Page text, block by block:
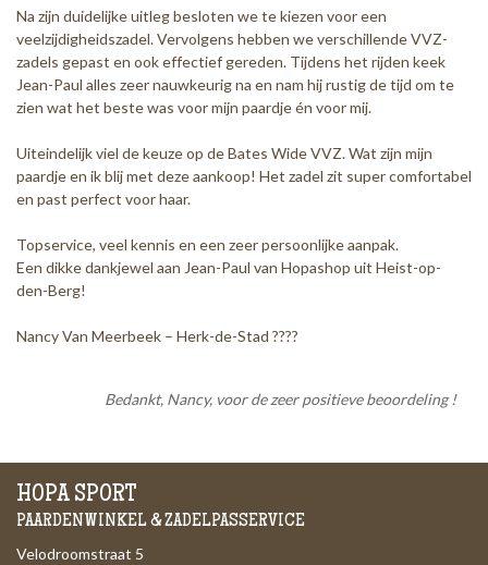
Na zijn duidelijke uitleg besloten we te kiezen voor een
veelzijdigheidszadel. Vervolgens hebben we verschillende VVZ-
zadels gepast en ook effectief gereden. Tijdens het rijden keek
Jean-Paul alles zeer nauwkeurig na en nam hij rustig de tijd om te
zien wat het beste was voor mijn paardje én voor mij.
Uiteindelijk viel de keuze op de Bates Wide VVZ. Wat zijn mijn
paardje en ik blij met deze aankoop! Het zadel zit super comfortabel
en past perfect voor haar.
Topservice, veel kennis en een zeer persoonlijke aanpak.
Een dikke dankjewel aan Jean-Paul van Hopashop uit Heist-op-
den-Berg!
Nancy Van Meerbeek – Herk-de-Stad ????
Bedankt, Nancy, voor de zeer positieve beoordeling !
HOPA SPORT
PAARDENWINKEL & ZADELPASSERVICE
Velodroomstraat 5